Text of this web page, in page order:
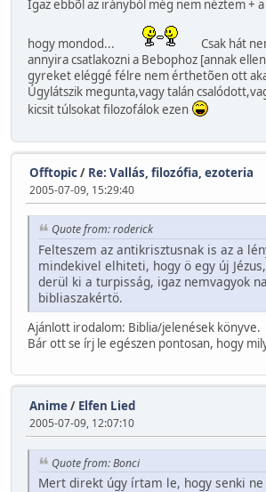
Igaz ebbõl az irányból még nem néztem +
hogy mondod...
Csak hát
annyira csatlakozni a Bebophoz [annak
gyreket eléggé félre nem érthetõen ott
Úgylátszik megunta,vagy talán
kicsit túlsokat filozofálok ezen
Offtopic/ Re: Vallás, filozófia, ezoteria
2005-07-09, 15:29:40
Quote from: roderick
Felteszem az antikrisztusnak is az a
mindekivel elhiteti, hogy ö egy új
derül ki a turpisság, igaz nemvagyok
bibliaszakértö.
Ajánlott irodalom: Biblia/jelenések könyve.
Bár ott se írj le egészen pontosan, hogy
Anime/ Elfen Lied
2005-07-09, 12:07:10
Quote from: Bonci
Mert direkt úgy írtam le, hogy senki